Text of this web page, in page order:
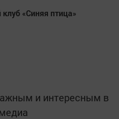
«Синяя птица»
и интересным в